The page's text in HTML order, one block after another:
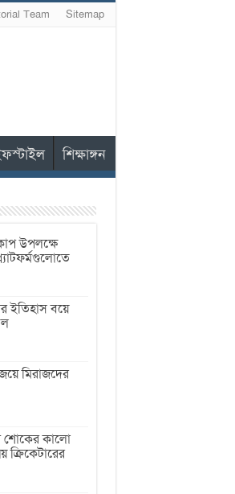
Team Sitemap
শিক্ষাঙ্গন
উপলক্ষে
ইতিহাস বয়ে
মিরাজদের
শোকের কালো
ক্রিকেটারের